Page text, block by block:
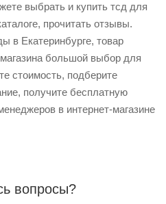
выбрать и купить тсд для
прочитать отзывы.
в Екатеринбурге, товар
большой выбор для
стоимость, подберите
получите бесплатную
в интернет-магазине
вопросы?